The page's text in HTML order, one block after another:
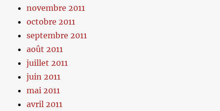
novembre 2011
octobre 2011
septembre 2011
août 2011
juillet 2011
juin 2011
mai 2011
avril 2011